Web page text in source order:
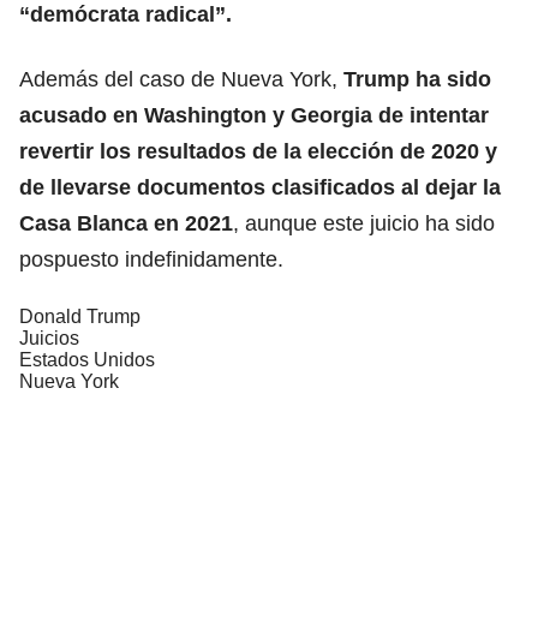
“demócrata radical”.
Además del caso de Nueva York, Trump ha sido
acusado en Washington y Georgia de intentar
revertir los resultados de la elección de 2020 y
de llevarse documentos clasificados al dejar la
Casa Blanca en 2021, aunque este juicio ha sido
pospuesto indefinidamente.
Donald Trump
Juicios
Estados Unidos
Nueva York